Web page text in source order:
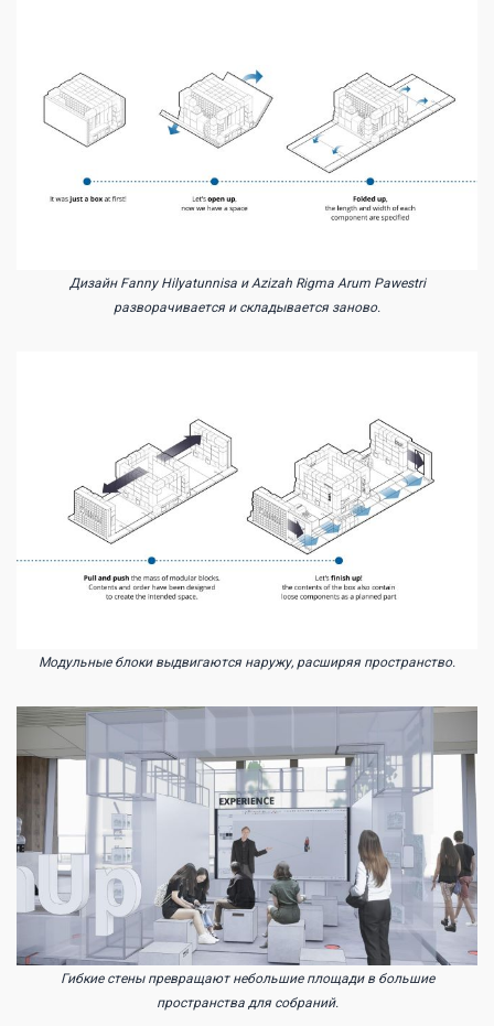
Дизайн Fanny Hilyatunnisa и Azizah Rigma Arum Pawestri
разворачивается и складывается заново.
Модульные блоки выдвигаются наружу, расширяя пространство.
Гибкие стены превращают небольшие площади в большие
пространства для собраний.